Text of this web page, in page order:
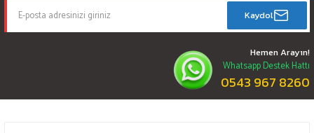
Kaydol
Hemen Arayın!
Whatsapp Destek Hattı
0543 967 8260